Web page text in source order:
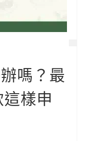
嗎？最
樣申